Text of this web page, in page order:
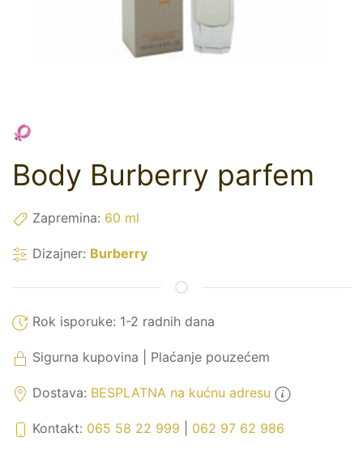
Body Burberry parfem
Zapremina: 60 ml
Dizajner: Burberry
Rok isporuke: 1-2 radnih dana
Sigurna kupovina | Plaćanje pouzećem
Dostava: BESPLATNA na kućnu adresu
Kontakt: 065 58 22 999 062 97 62 986